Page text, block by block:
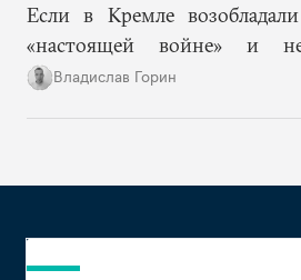
Если в Кремле
«настоящей войне» и
допустить «раскола в
Владислав Горин